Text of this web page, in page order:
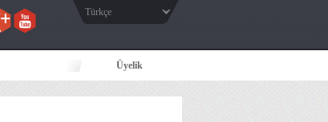
Türkçe
Üyelik